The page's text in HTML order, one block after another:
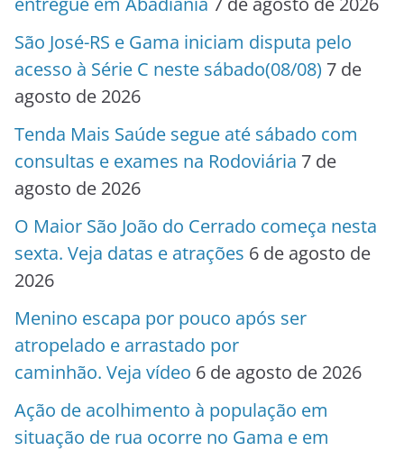
São José-RS e Gama iniciam disputa pelo
acesso à Série C neste sábado(08/08) 7 de
agosto de 2026
Tenda Mais Saúde segue até sábado com
consultas e exames na Rodoviária 7 de
agosto de 2026
O Maior São João do Cerrado começa nesta
sexta. Veja datas e atrações 6 de agosto de
2026
Menino escapa por pouco após ser
atropelado e arrastado por
caminhão. Veja vídeo 6 de agosto de 2026
Ação de acolhimento à população em
situação de rua ocorre no Gama e em